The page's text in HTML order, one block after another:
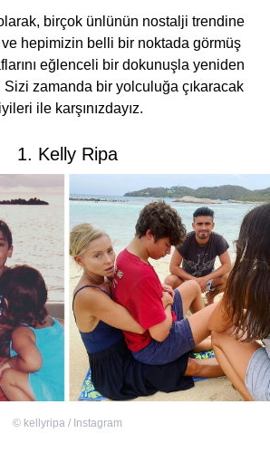
birçok ünlünün nostalji trendine
hepimizin belli bir noktada görmüş
eğlenceli bir dokunuşla yeniden
Sizi zamanda bir yolculuğa çıkaracak
ile karşınızdayız.
1. Kelly Ripa
© kellyripa / Instagram